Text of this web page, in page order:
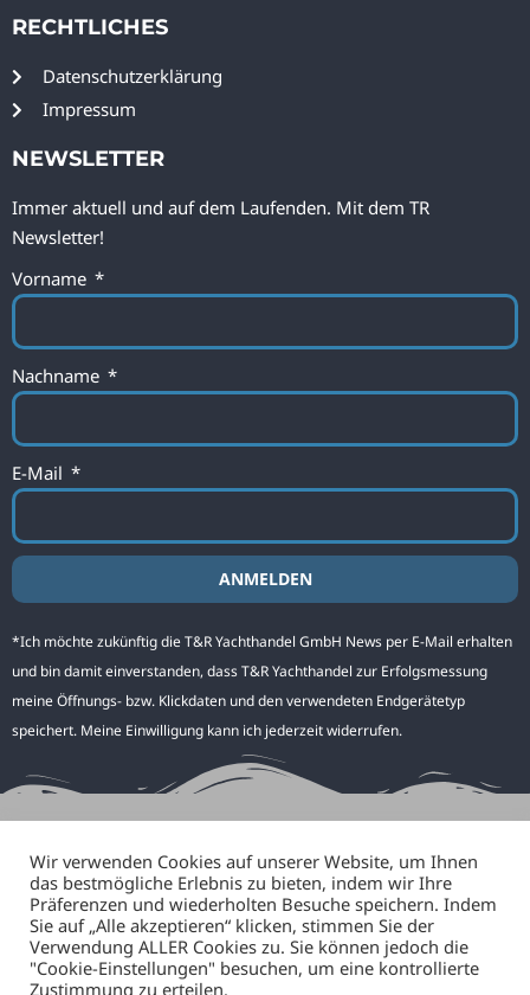
RECHTLICHES
Datenschutzerklärung
Impressum
NEWSLETTER
Immer aktuell und auf dem Laufenden. Mit dem TR
Newsletter!
Vorname
Nachname
E-Mail
ANMELDEN
*Ich möchte zukünftig die T&R Yachthandel GmbH News per E-Mail erhalten
und bin damit einverstanden, dass T&R Yachthandel zur Erfolgsmessung
meine Öffnungs- bzw. Klickdaten und den verwendeten Endgerätetyp
speichert. Meine Einwilligung kann ich jederzeit widerrufen.
Wir verwenden Cookies auf unserer Website, um Ihnen
das bestmögliche Erlebnis zu bieten, indem wir Ihre
Präferenzen und wiederholten Besuche speichern. Indem
Sie auf „Alle akzeptieren“ klicken, stimmen Sie der
Verwendung ALLER Cookies zu. Sie können jedoch die
"Cookie-Einstellungen" besuchen, um eine kontrollierte
Zustimmung zu erteilen.